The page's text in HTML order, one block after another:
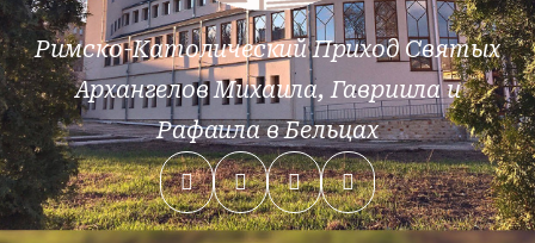
Римско-Католический Приход Святых
Архангелов Михаила, Гавриила и
Рафаила в Бельцах